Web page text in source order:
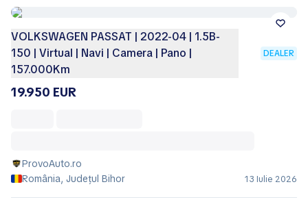
VOLKSWAGEN PASSAT | 2022-04 | 1.5B-
150 | Virtual | Navi | Camera | Pano |
157.000Km
DEALER
19.950 EUR
ProvoAuto.ro
România, Județul Bihor
13 Iulie 2026